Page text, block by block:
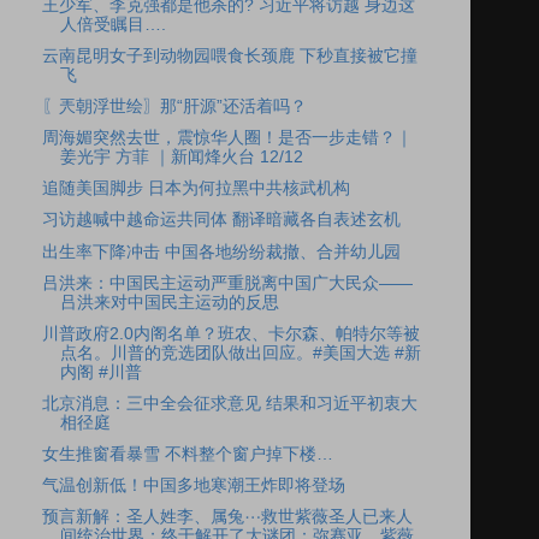
王少军、李克强都是他杀的? 习近平将访越 身边这
人倍受瞩目….
云南昆明女子到动物园喂食长颈鹿 下秒直接被它撞
飞
〖兲朝浮世绘〗那“肝源”还活着吗？
周海媚突然去世，震惊华人圈！是否一步走错？｜
姜光宇 方菲 ｜新闻烽火台 12/12
追随美国脚步 日本为何拉黑中共核武机构
习访越喊中越命运共同体 翻译暗藏各自表述玄机
出生率下降冲击 中国各地纷纷裁撤、合并幼儿园
吕洪来：中国民主运动严重脱离中国广大民众——
吕洪来对中国民主运动的反思
川普政府2.0内阁名单？班农、卡尔森、帕特尔等被
点名。川普的竞选团队做出回应。#美国大选 #新
内阁 #川普
北京消息：三中全会征求意见 结果和习近平初衷大
相径庭
女生推窗看暴雪 不料整个窗户掉下楼…
气温创新低！中国多地寒潮王炸即将登场
预言新解：圣人姓李、属兔⋯救世紫薇圣人已来人